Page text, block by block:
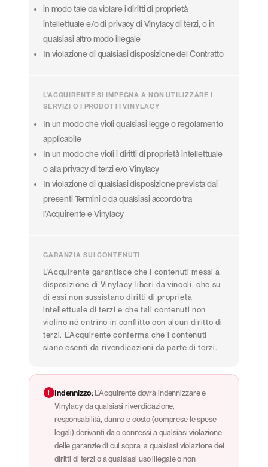
in modo tale da violare i diritti di proprietà
intellettuale e/o di privacy di Vinylacy di terzi, o in
qualsiasi altro modo illegale
In violazione di qualsiasi disposizione del Contratto
L'ACQUIRENTE SI IMPEGNA A NON UTILIZZARE I
SERVIZI O I PRODOTTI VINYLACY
In un modo che violi qualsiasi legge o regolamento
applicabile
In un modo che violi i diritti di proprietà intellettuale
o alla privacy di terzi e/o Vinylacy
In violazione di qualsiasi disposizione prevista dai
presenti Termini o da qualsiasi accordo tra
l’Acquirente e Vinylacy
GARANZIA SUI CONTENUTI
L'Acquirente garantisce che i contenuti messi a
disposizione di Vinylacy liberi da vincoli, che su
di essi non sussistano diritti di proprietà
intellettuale di terzi e che tali contenuti non
violino né entrino in conflitto con alcun diritto di
terzi. L'Acquirente conferma che i contenuti
siano esenti da rivendicazioni da parte di terzi.
! Indennizzo:L'Acquirente dovrà indennizzare e
Vinylacy da qualsiasi rivendicazione,
responsabilità, danno e costo (comprese le spese
legali) derivanti da o connessi a qualsiasi violazione
delle garanzie di cui sopra, a qualsiasi violazione dei
diritti di terzi o a qualsiasi uso illegale o non